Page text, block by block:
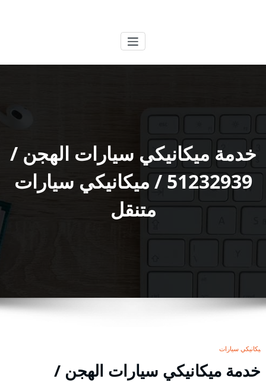
خدمة ميكانيكي سيارات الهجن /
51232939‬ / ميكانيكي سيارات
متنقل
ميكانيكي سيارات
خدمة ميكانيكي سيارات الهجن /